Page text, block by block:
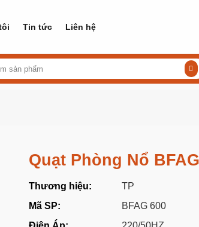
Tin tức Liên hệ
Quạt Phòng Nổ
Thương hiệu:
TP
Mã SP:
BFAG 600